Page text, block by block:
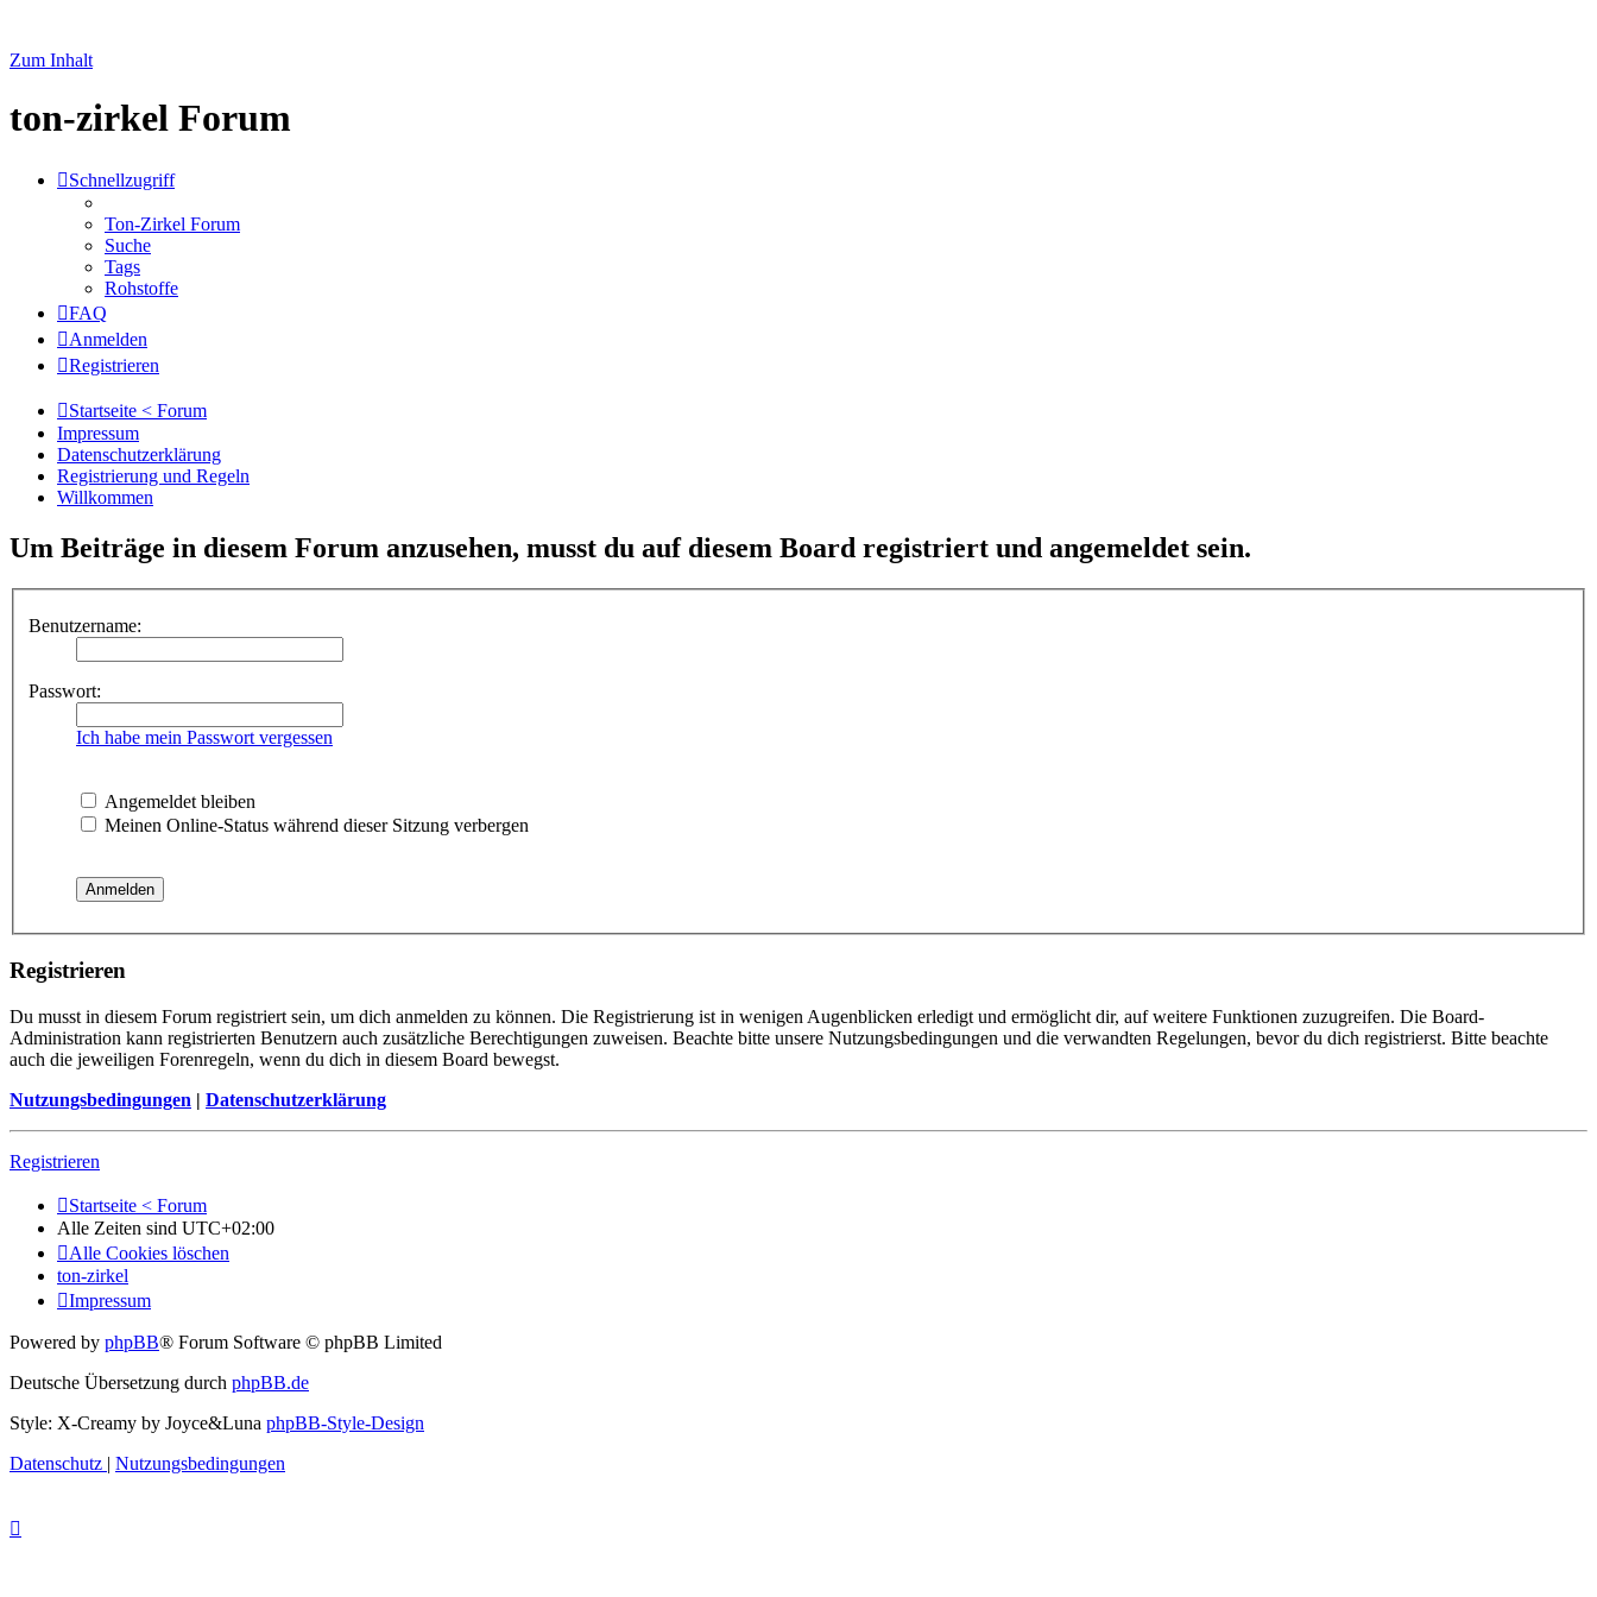
Zum Inhalt
ton-zirkel Forum
Schnellzugriff
Ton-Zirkel Forum
Suche
Tags
Rohstoffe
FAQ
Anmelden
Registrieren
Startseite < Forum
Impressum
Datenschutzerklärung
Registrierung und Regeln
Willkommen
Um Beiträge in diesem Forum anzusehen, musst du auf diesem Board registriert und angemeldet sein.
Benutzername:
Passwort:
Ich habe mein Passwort vergessen
Angemeldet bleiben
Meinen Online-Status während dieser Sitzung verbergen
Registrieren
Du musst in diesem Forum registriert sein, um dich anmelden zu können. Die Registrierung ist in wenigen Augenblicken erledigt und ermöglicht dir, auf weitere Funktionen zuzugreifen. Die Board-
Administration kann registrierten Benutzern auch zusätzliche Berechtigungen zuweisen. Beachte bitte unsere Nutzungsbedingungen und die verwandten Regelungen, bevor du dich registrierst. Bitte beachte
auch die jeweiligen Forenregeln, wenn du dich in diesem Board bewegst.
Nutzungsbedingungen | Datenschutzerklärung
Registrieren
Startseite < Forum
Alle Zeiten sind UTC+02:00
Alle Cookies löschen
ton-zirkel
Impressum
Powered by phpBB® Forum Software © phpBB Limited
Deutsche Übersetzung durch phpBB.de
Style: X-Creamy by Joyce&Luna phpBB-Style-Design
Datenschutz | Nutzungsbedingungen